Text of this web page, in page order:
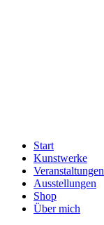
Start
Kunstwerke
Veranstaltungen
Ausstellungen
Shop
Über mich